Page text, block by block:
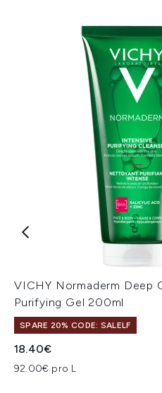
VICHY Normaderm Deep
Purifying Gel 200ml
SPARE 20% CODE: SALELF
18.40€
92.00€ pro L